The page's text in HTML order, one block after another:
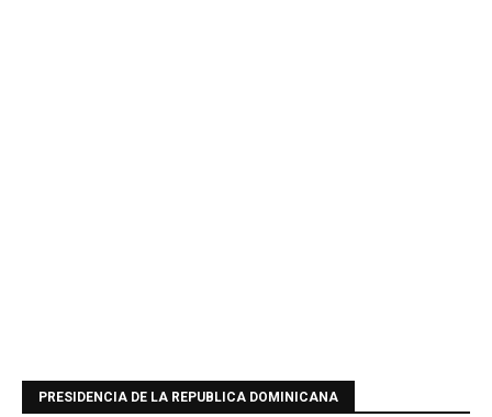
PRESIDENCIA DE LA REPUBLICA DOMINICANA